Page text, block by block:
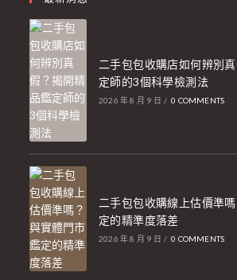
二手包包收購店如何辨別
定師的3個科學檢測法
2026 年 8 月 9 日 / 0 COMMENTS
二手包包收購線上估價準
定的精準度落差
2026 年 8 月 9 日 / 0 COMMENTS